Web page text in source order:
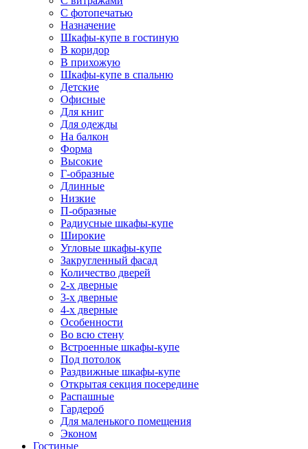
С фотопечатью
Назначение
Шкафы-купе в гостиную
В коридор
В прихожую
Шкафы-купе в спальню
Детские
Офисные
Для книг
Для одежды
На балкон
Форма
Высокие
Г-образные
Длинные
Низкие
П-образные
Радиусные шкафы-купе
Широкие
Угловые шкафы-купе
Закругленный фасад
Количество дверей
2-х дверные
3-х дверные
4-х дверные
Особенности
Во всю стену
Встроенные шкафы-купе
Под потолок
Раздвижные шкафы-купе
Открытая секция посередине
Распашные
Гардероб
Для маленького помещения
Эконом
Гостиные